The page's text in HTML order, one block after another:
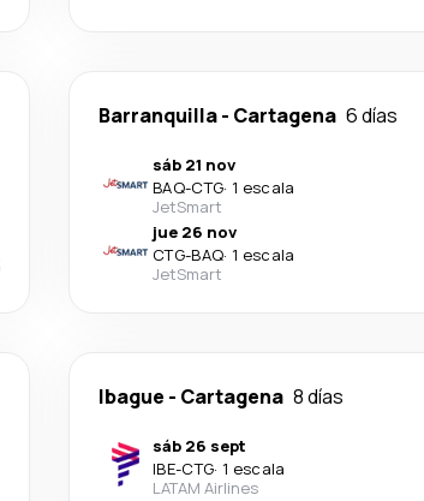
Barranquilla- Cartagena 6 días
sáb 21 nov
BAQ-CTG· 1 escala
JetSmart
jue 26 nov
CTG-BAQ· 1 escala
JetSmart
Ibague - Cartagena 8 días
sáb 26 sept
IBE-CTG· 1 escala
LATAM Airlines